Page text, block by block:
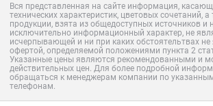
Вся представленная на сайте информация,
технических характеристик, цветовых сочетаний,
продукции, взята из общедоступных источников и
исключительно информационный характер, не
исчерпывающей и ни при каких обстоятельтвах не
офертой, определяемой положениями пункта 2
Указанные цены являются рекомендованными и
действительных цен. Для более подробной
обращаться к менеджерам компании по
телефонам.